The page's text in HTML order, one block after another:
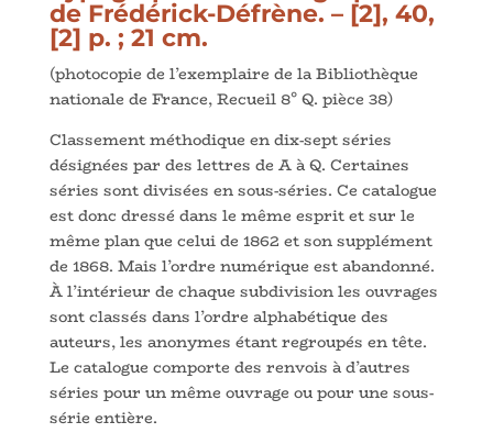
de Frédérick-Défrène. – [2], 40,
[2] p. ; 21 cm.
(photocopie de l’exemplaire de la Bibliothèque
nationale de France, Recueil 8° Q. pièce 38)
Classement méthodique en dix-sept séries
désignées par des lettres de A à Q. Certaines
séries sont divisées en sous-séries. Ce catalogue
est donc dressé dans le même esprit et sur le
même plan que celui de 1862 et son supplément
de 1868. Mais l’ordre numérique est abandonné.
À l’intérieur de chaque subdivision les ouvrages
sont classés dans l’ordre alphabétique des
auteurs, les anonymes étant regroupés en tête.
Le catalogue comporte des renvois à d’autres
séries pour un même ouvrage ou pour une sous-
série entière.